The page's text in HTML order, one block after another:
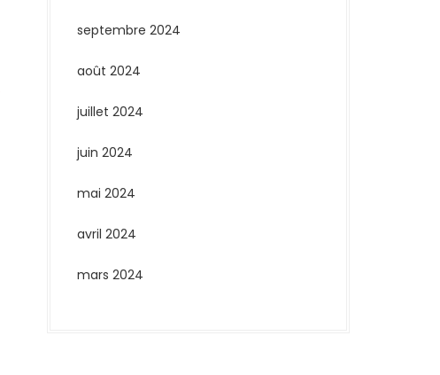
septembre 2024
août 2024
juillet 2024
juin 2024
mai 2024
avril 2024
mars 2024